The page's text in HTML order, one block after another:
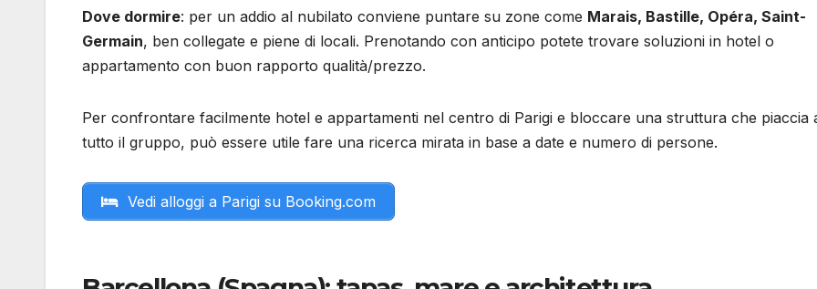
Dove dormire: per un addio al nubilato conviene puntare su zone come Marais, Bastille, Opéra, Saint-
Germain, ben collegate e piene di locali. Prenotando con anticipo potete trovare soluzioni in hotel o
appartamento con buon rapporto qualità/prezzo.
Per confrontare facilmente hotel e appartamenti nel centro di Parigi e bloccare una struttura che piaccia
tutto il gruppo, può essere utile fare una ricerca mirata in base a date e numero di persone.
Vedi alloggi a Parigi su Booking.com